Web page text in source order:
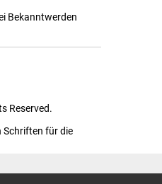
Bekanntwerden
Reserved.
für die